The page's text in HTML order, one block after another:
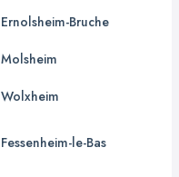
Ernolsheim-Bruche
Molsheim
Wolxheim
Fessenheim-le-Bas